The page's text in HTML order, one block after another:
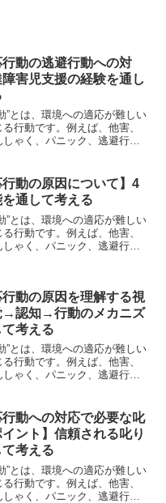
行動の逃避行動への対
害児支援の経験を通し
”とは、環境への適応が難しい
行動です。例えば、他害、
しゃく、パニック、逃避行動
障害″に繋がる可能性もあり
次障害...
行動の原因について】4
通して考える
”とは、環境への適応が難しい
る行動です。例えば、他害、
ゃく、パニック、逃避行動
次障害...
行動の原因を理解する視
→認知→行動のメカニズ
考える
”とは、環境への適応が難しい
行動です。例えば、他害、
しゃく、パニック、逃避行動
障害″に繋がる可能性もあり
次障害...
行動への対応で必要な叱
イント】信頼される叱り
考える
”とは、環境への適応が難しい
る行動です。例えば、他害、
ゃく、パニック、逃避行動